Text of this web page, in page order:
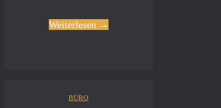
Weiterlesen →
BÜRO